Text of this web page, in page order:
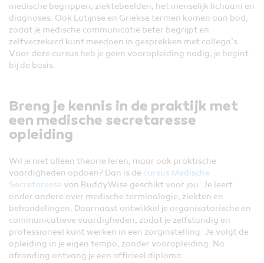
medische begrippen, ziektebeelden, het menselijk lichaam en
diagnoses. Ook Latijnse en Griekse termen komen aan bod,
zodat je medische communicatie beter begrijpt en
zelfverzekerd kunt meedoen in gesprekken met collega’s.
Voor deze cursus heb je geen vooropleiding nodig; je begint
bij de basis.
Breng je kennis in de praktijk met
een medische secretaresse
opleiding
Wil je niet alleen theorie leren, maar ook praktische
vaardigheden opdoen? Dan is de cursus Medische
Secretaresse van BuddyWise geschikt voor jou. Je leert
onder andere over medische terminologie, ziekten en
behandelingen. Daarnaast ontwikkel je organisatorische en
communicatieve vaardigheden, zodat je zelfstandig en
professioneel kunt werken in een zorginstelling. Je volgt de
opleiding in je eigen tempo, zonder vooropleiding. Na
afronding ontvang je een officieel diploma.